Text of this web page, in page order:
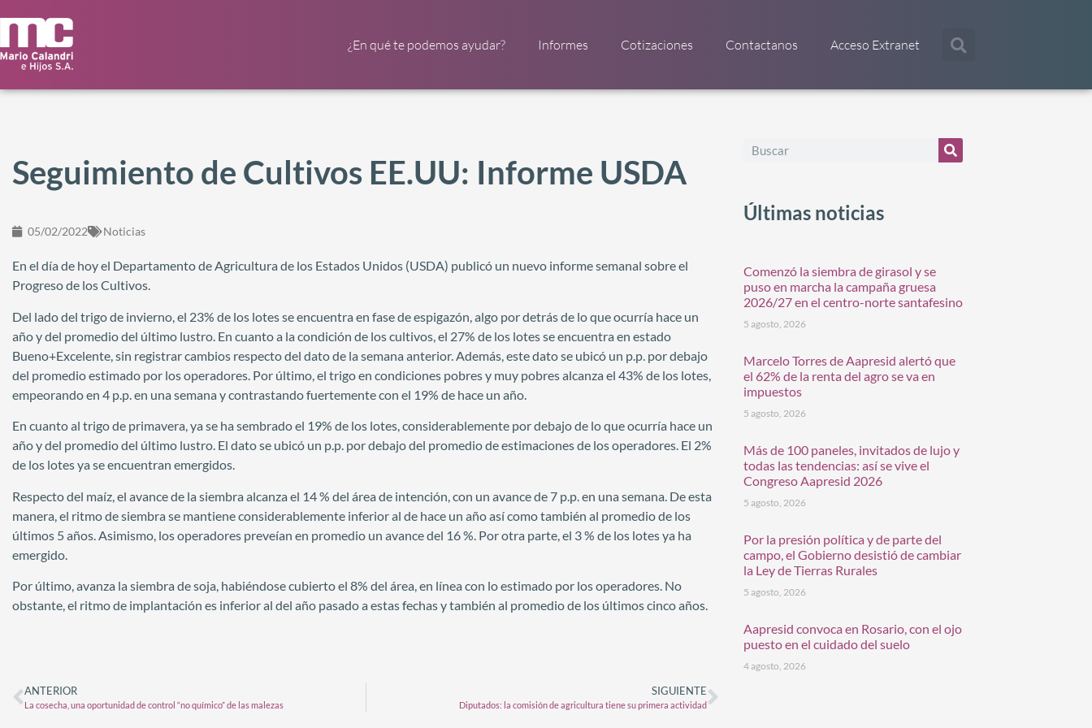
¿En qué te podemos ayudar? Informes Cotizaciones Contactanos Acceso Extranet
Seguimiento de Cultivos EE.UU: Informe USDA
05/02/2022 Noticias
En el día de hoy el Departamento de Agricultura de los Estados Unidos (USDA) publicó un nuevo informe semanal sobre el
Progreso de los Cultivos.
Del lado del trigo de invierno, el 23% de los lotes se encuentra en fase de espigazón, algo por detrás de lo que ocurría hace un
año y del promedio del último lustro. En cuanto a la condición de los cultivos, el 27% de los lotes se encuentra en estado
Bueno+Excelente, sin registrar cambios respecto del dato de la semana anterior. Además, este dato se ubicó un p.p. por debajo
del promedio estimado por los operadores. Por último, el trigo en condiciones pobres y muy pobres alcanza el 43% de los lotes,
empeorando en 4 p.p. en una semana y contrastando fuertemente con el 19% de hace un año.
En cuanto al trigo de primavera, ya se ha sembrado el 19% de los lotes, considerablemente por debajo de lo que ocurría hace un
año y del promedio del último lustro. El dato se ubicó un p.p. por debajo del promedio de estimaciones de los operadores. El 2%
de los lotes ya se encuentran emergidos.
Respecto del maíz, el avance de la siembra alcanza el 14 % del área de intención, con un avance de 7 p.p. en una semana. De esta
manera, el ritmo de siembra se mantiene considerablemente inferior al de hace un año así como también al promedio de los
últimos 5 años. Asimismo, los operadores preveían en promedio un avance del 16 %. Por otra parte, el 3 % de los lotes ya ha
emergido.
Por último, avanza la siembra de soja, habiéndose cubierto el 8% del área, en línea con lo estimado por los operadores. No
obstante, el ritmo de implantación es inferior al del año pasado a estas fechas y también al promedio de los últimos cinco años.
ANTERIOR
La cosecha, una oportunidad de control “no químico” de las malezas
SIGUIENTE
Diputados: la comisión de agricultura tiene su primera actividad
Últimas noticias
Comenzó la siembra de girasol y se
puso en marcha la campaña gruesa
2026/27 en el centro-norte santafesino
5 agosto, 2026
Marcelo Torres de Aapresid alertó que
el 62% de la renta del agro se va en
impuestos
5 agosto, 2026
Más de 100 paneles, invitados de lujo y
todas las tendencias: así se vive el
Congreso Aapresid 2026
5 agosto, 2026
Por la presión política y de parte del
campo, el Gobierno desistió de cambiar
la Ley de Tierras Rurales
5 agosto, 2026
Aapresid convoca en Rosario, con el ojo
puesto en el cuidado del suelo
4 agosto, 2026